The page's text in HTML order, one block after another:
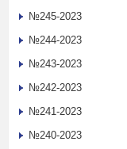
№245-2023
№244-2023
№243-2023
№242-2023
№241-2023
№240-2023